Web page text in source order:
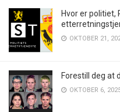
Hvor er politiet,
OKTOBER 21,
Forestill deg at
OKTOBER 6,